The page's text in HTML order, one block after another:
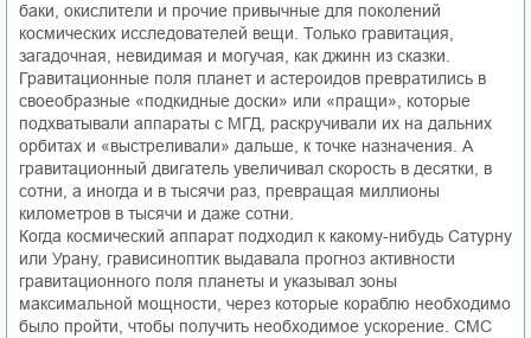
баки, окислители и прочие привычные для поколений
космических исследователей вещи. Только гравитация,
загадочная, невидимая и могучая, как джинн из сказки.
Гравитационные поля планет и астероидов превратились в
своеобразные «подкидные доски» или «пращи», которые
подхватывали аппараты с МГД, раскручивали их на дальних
орбитах и «выстреливали» дальше, к точке назначения. А
гравитационный двигатель увеличивал скорость в десятки, в
сотни, а иногда и в тысячи раз, превращая миллионы
километров в тысячи и даже сотни.
Когда космический аппарат подходил к какому-нибудь Сатурну
или Урану, грависиноптик выдавала прогноз активности
гравитационного поля планеты и указывал зоны
максимальной мощности, через которые кораблю необходимо
было пройти, чтобы получить необходимое ускорение. СМС